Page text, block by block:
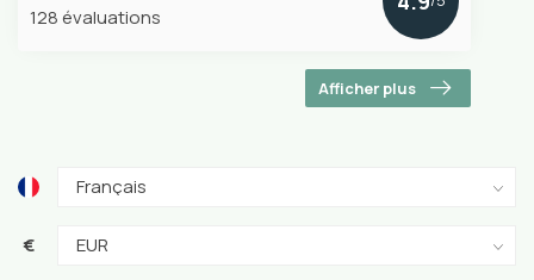
128 évaluations
Afficher plus
€